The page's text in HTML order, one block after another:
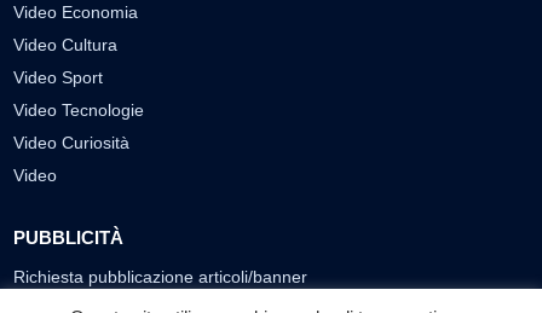
Video Economia
Video Cultura
Video Sport
Video Tecnologie
Video Curiosità
Video
PUBBLICITÀ
Richiesta pubblicazione articoli/banner